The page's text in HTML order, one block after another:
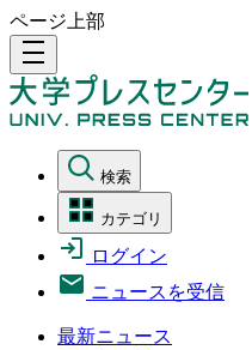
ページ上部
density_medium
検索
カテゴリ
ログイン
ニュースを受信
最新ニュース